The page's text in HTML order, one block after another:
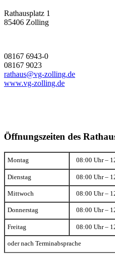
Rathausplatz 1
85406 Zolling
08167 6943-0
08167 9023
rathaus@vg-zolling.de
www.vg-zolling.de
Öffnungszeiten des
Montag 08:00 Uhr –
Dienstag 08:00 Uhr –
Mittwoch 08:00 Uhr –
Donnerstag 08:00 Uhr –
Freitag 08:00 Uhr –
oder nach Terminabsprache